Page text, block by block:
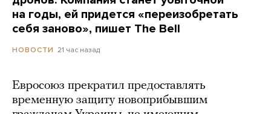
на годы, ей придется «переизобретать
себя заново», пишет The Bell
НОВОСТИ 21 час назад
Евросоюз прекратил предоставлять
временную защиту новоприбывшим